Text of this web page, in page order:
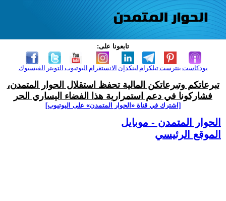
تابعونا على:
الفيسبوك التويتر اليوتيوب الانستغرام لينكدإن تيلكرامبنترست بودكاست
تبرعاتكم وتبرعاتكن المالية تحفظ استقلال الحوار المتمدن،
فشاركونا في دعم استمرارية هذا الفضاء اليساري الحر
[اشترك في قناة ‫«الحوار المتمدن» على اليوتيوب]
الحوار المتمدن - موبايل
الموقع الرئيسي